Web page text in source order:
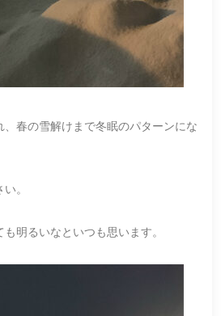
、春の雪解けまで冬眠のパターンにな
。
明るいなといつも思います。